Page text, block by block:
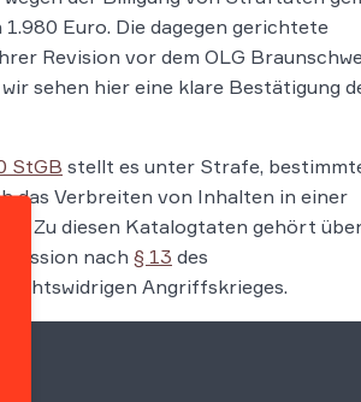
Euro. Die dagegen gerichtete
Revision vor dem OLG
sehen hier eine klare Bestätigung
StGB stellt es unter Strafe,
das Verbreiten von Inhalten in einer
Zu diesen Katalogtaten gehört
nach § 13 des
Angriffskrieges.